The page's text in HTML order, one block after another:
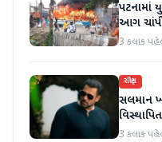
પટનામાં
આગ
3 કલાક
રાષ્ટ્રીય
સલમાન
પાડ્યા
3 કલાક